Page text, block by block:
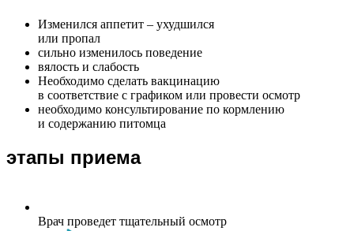
Изменился аппетит – ухудшился
или пропал
сильно изменилось поведение
вялость и слабость
Необходимо сделать вакцинацию
в соответствие с графиком или провести осмотр
необходимо консультирование по кормлению
и содержанию питомца
этапы приема
Врач проведет тщательный осмотр